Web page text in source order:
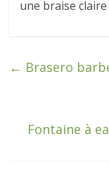
une braise
← Brasero
Fontaine à